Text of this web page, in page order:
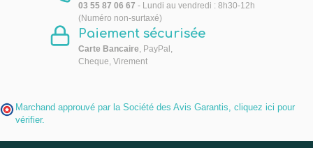
03 55 87 06 67 - Lundi au vendredi : 8h30-12h
(Numéro non-surtaxé)
Paiement sécurisée
Carte Bancaire, PayPal,
Cheque, Virement
Marchand approuvé par la Société des Avis Garantis, cliquez ici pour
vérifier.